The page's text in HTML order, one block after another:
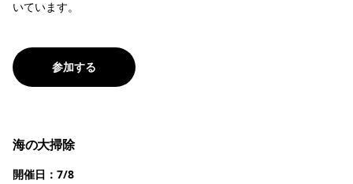
いています。
参加する
海の大掃除
開催日：7/8